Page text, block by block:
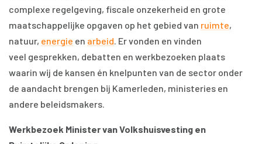
complexe regelgeving, fiscale onzekerheid en grote
maatschappelijke opgaven op het gebied van ruimte,
natuur, energie en arbeid. Er vonden en vinden
veel gesprekken, debatten en werkbezoeken plaats
waarin wij de kansen én knelpunten van de sector onder
de aandacht brengen bij Kamerleden, ministeries en
andere beleidsmakers.
Werkbezoek Minister van Volkshuisvesting en